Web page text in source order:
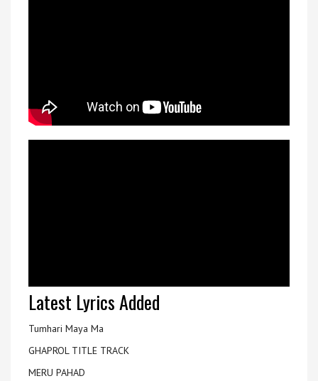
Latest Lyrics Added
Tumhari Maya Ma
GHAPROL TITLE TRACK
MERU PAHAD